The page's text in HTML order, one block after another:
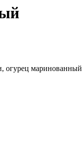
огурец маринованный